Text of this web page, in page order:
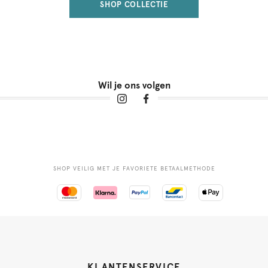
SHOP COLLECTIE
Wil je ons volgen
SHOP VEILIG MET JE FAVORIETE BETAALMETHODE